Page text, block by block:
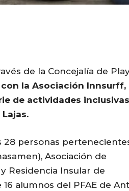
de la Concejalía de
la Asociación Innsurff,
de actividades inclusivas
28 personas
Asociación de
Residencia Insular de
alumnos del PFAE de